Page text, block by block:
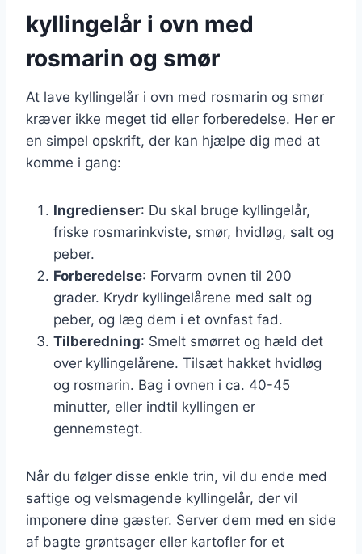
kyllingelår i ovn med
rosmarin og smør
At lave kyllingelår i ovn med rosmarin og smør
kræver ikke meget tid eller forberedelse. Her er
en simpel opskrift, der kan hjælpe dig med at
komme i gang:
Ingredienser: Du skal bruge kyllingelår,
friske rosmarinkviste, smør, hvidløg, salt og
peber.
Forberedelse: Forvarm ovnen til 200
grader. Krydr kyllingelårene med salt og
peber, og læg dem i et ovnfast fad.
Tilberedning: Smelt smørret og hæld det
over kyllingelårene. Tilsæt hakket hvidløg
og rosmarin. Bag i ovnen i ca. 40-45
minutter, eller indtil kyllingen er
gennemstegt.
Når du følger disse enkle trin, vil du ende med
saftige og velsmagende kyllingelår, der vil
imponere dine gæster. Server dem med en side
af bagte grøntsager eller kartofler for et